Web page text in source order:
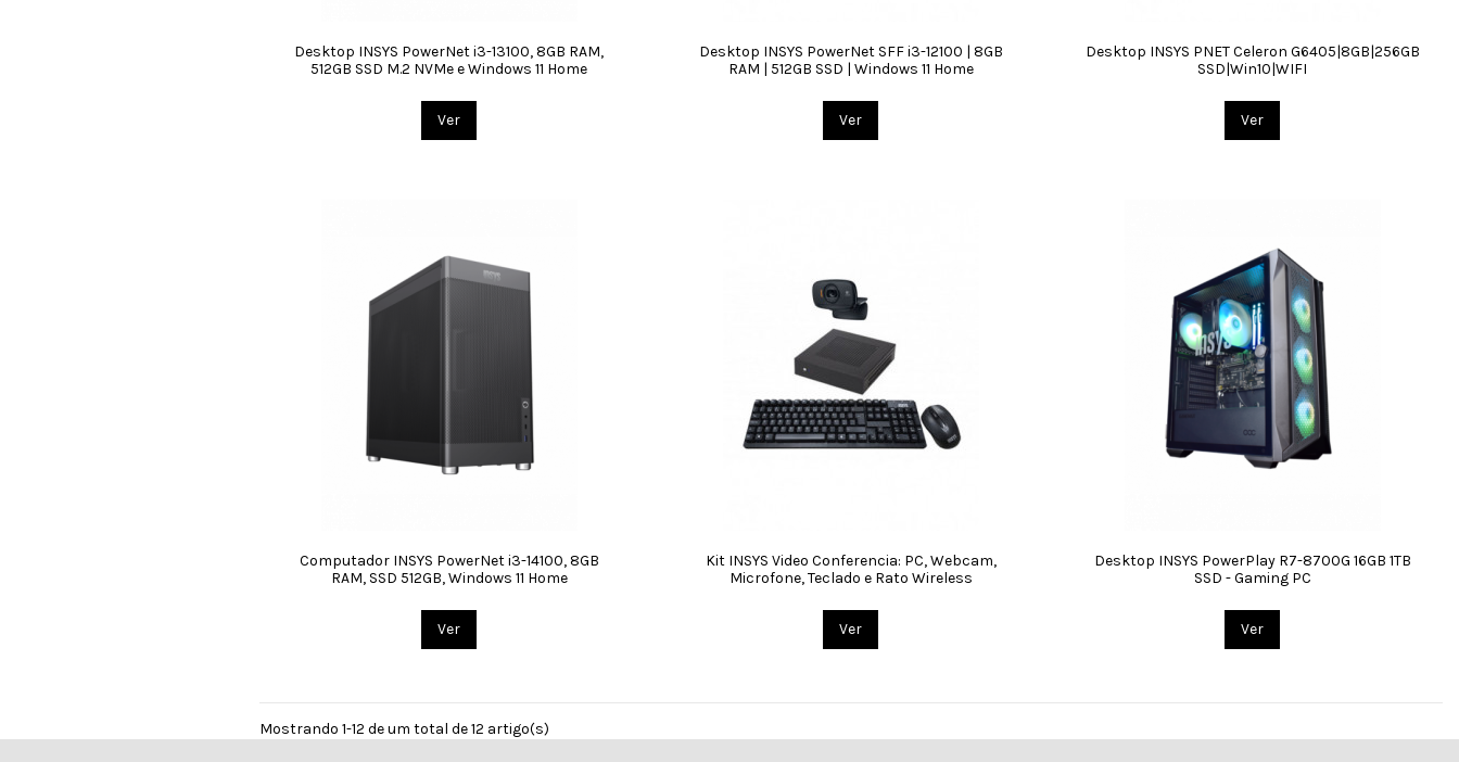
Desktop INSYS PowerNet i3-13100, 8GB RAM,
512GB SSD M.2 NVMe e Windows 11 Home
Ver
Desktop INSYS PowerNet SFF i3-12100 | 8GB
RAM | 512GB SSD | Windows 11 Home
Ver
Desktop INSYS PNET Celeron G6405|8GB|256GB
SSD|Win10|WIFI
Ver
Computador INSYS PowerNet i3-14100, 8GB
RAM, SSD 512GB, Windows 11 Home
Ver
Kit INSYS Video Conferencia: PC, Webcam,
Microfone, Teclado e Rato Wireless
Ver
Desktop INSYS PowerPlay R7-8700G 16GB 1TB
SSD - Gaming PC
Ver
Mostrando 1-12 de um total de 12 artigo(s)